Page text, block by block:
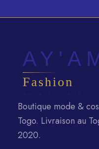
Boutique mode &
Togo. Livraison au
2020.